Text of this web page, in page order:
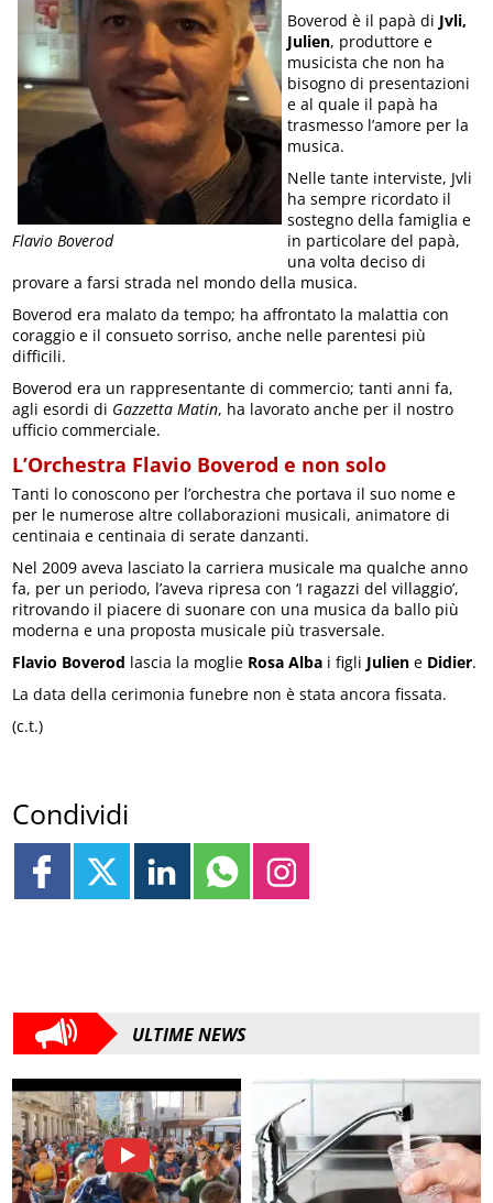
Flavio Boverod
Boverod è il papà di Jvli,
Julien, produttore e
musicista che non ha
bisogno di presentazioni
e al quale il papà ha
trasmesso l’amore per la
musica.
Nelle tante interviste, Jvli
ha sempre ricordato il
sostegno della famiglia e
in particolare del papà,
una volta deciso di
provare a farsi strada nel mondo della musica.
Boverod era malato da tempo; ha affrontato la malattia con
coraggio e il consueto sorriso, anche nelle parentesi più
difficili.
Boverod era un rappresentante di commercio; tanti anni fa,
agli esordi di Gazzetta Matin, ha lavorato anche per il nostro
ufficio commerciale.
L’Orchestra Flavio Boverod e non solo
Tanti lo conoscono per l’orchestra che portava il suo nome e
per le numerose altre collaborazioni musicali, animatore di
centinaia e centinaia di serate danzanti.
Nel 2009 aveva lasciato la carriera musicale ma qualche anno
fa, per un periodo, l’aveva ripresa con ‘I ragazzi del villaggio’,
ritrovando il piacere di suonare con una musica da ballo più
moderna e una proposta musicale più trasversale.
Flavio Boverod lascia la moglie Rosa Alba i figli Julien e Didier.
La data della cerimonia funebre non è stata ancora fissata.
(c.t.)
Condividi
ULTIME NEWS